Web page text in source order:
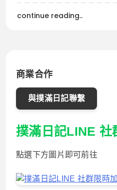
continue reading..
商業合作
與撲滿日記聯繫
撲滿日記LINE 社
點選下方圖片即可前往